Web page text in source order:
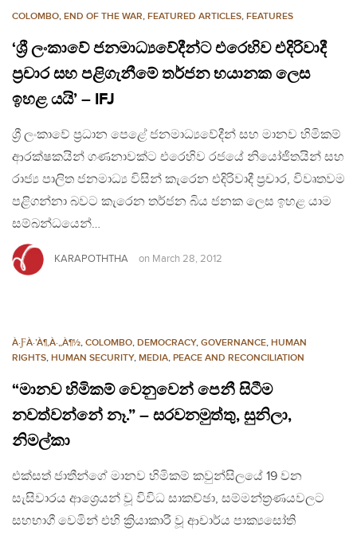
COLOMBO, END OF THE WAR, FEATURED ARTICLES, FEATURES
‘ශ්‍රී ලංකාවේ ජනමාධ්‍යවේදීන්ට එරෙහිව එදිරිවාදී
ප්‍රචාර සහ පළිගැනීමේ තර්ජන භයානක ලෙස
ඉහළ යයි’ – IFJ
ශ්‍රී ලංකාවේ ප්‍රධාන පෙළේ ජනමාධ්‍යවේදීන් සහ මානව හිමිකම්
ආරක්ෂකයින් ගණනාවක්ට එරෙහිව රජයේ නියෝජිතයින් සහ
රාජ්‍ය පාලිත ජනමාධ්‍ය විසින් කැරෙන එදිරිවාදී ප්‍රචාර, විවෘතවම
පළිගන්නා බවට කැරෙන තර්ජන බිය ජනක ලෙස ඉහළ යාම
සම්බන්ධයෙන්…
KARAPOTHTHA on March 28, 2012
À·ƑÀ·’À¶‚À·„À¶½, COLOMBO, DEMOCRACY, GOVERNANCE, HUMAN
RIGHTS, HUMAN SECURITY, MEDIA, PEACE AND RECONCILIATION
“මානව හිමිකම් වෙනුවෙන් පෙනී සිටීම
නවත්වන්නේ නෑ.” – සරවනමුත්තු, සුනිලා,
නිමල්කා
එක්සත් ජාතීන්ගේ මානව හිමිකම් කවුන්සිලයේ 19 වන
සැසිවාරය ආශ්‍රෙයන් වූ විවිධ සාකච්ඡා, සම්මන්ත්‍රණයවලට
සහභාගී වෙමින් එහි ක්‍රියාකාරී වූ ආචාර්ය පාක්‍යසෝති